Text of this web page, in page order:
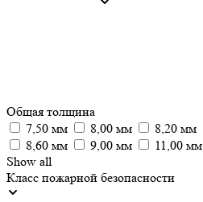
Общая толщина
7,50 мм
8,00 мм
8,20 мм
8,60 мм
9,00 мм 11,00 мм
Show all
Класс пожарной безопасности